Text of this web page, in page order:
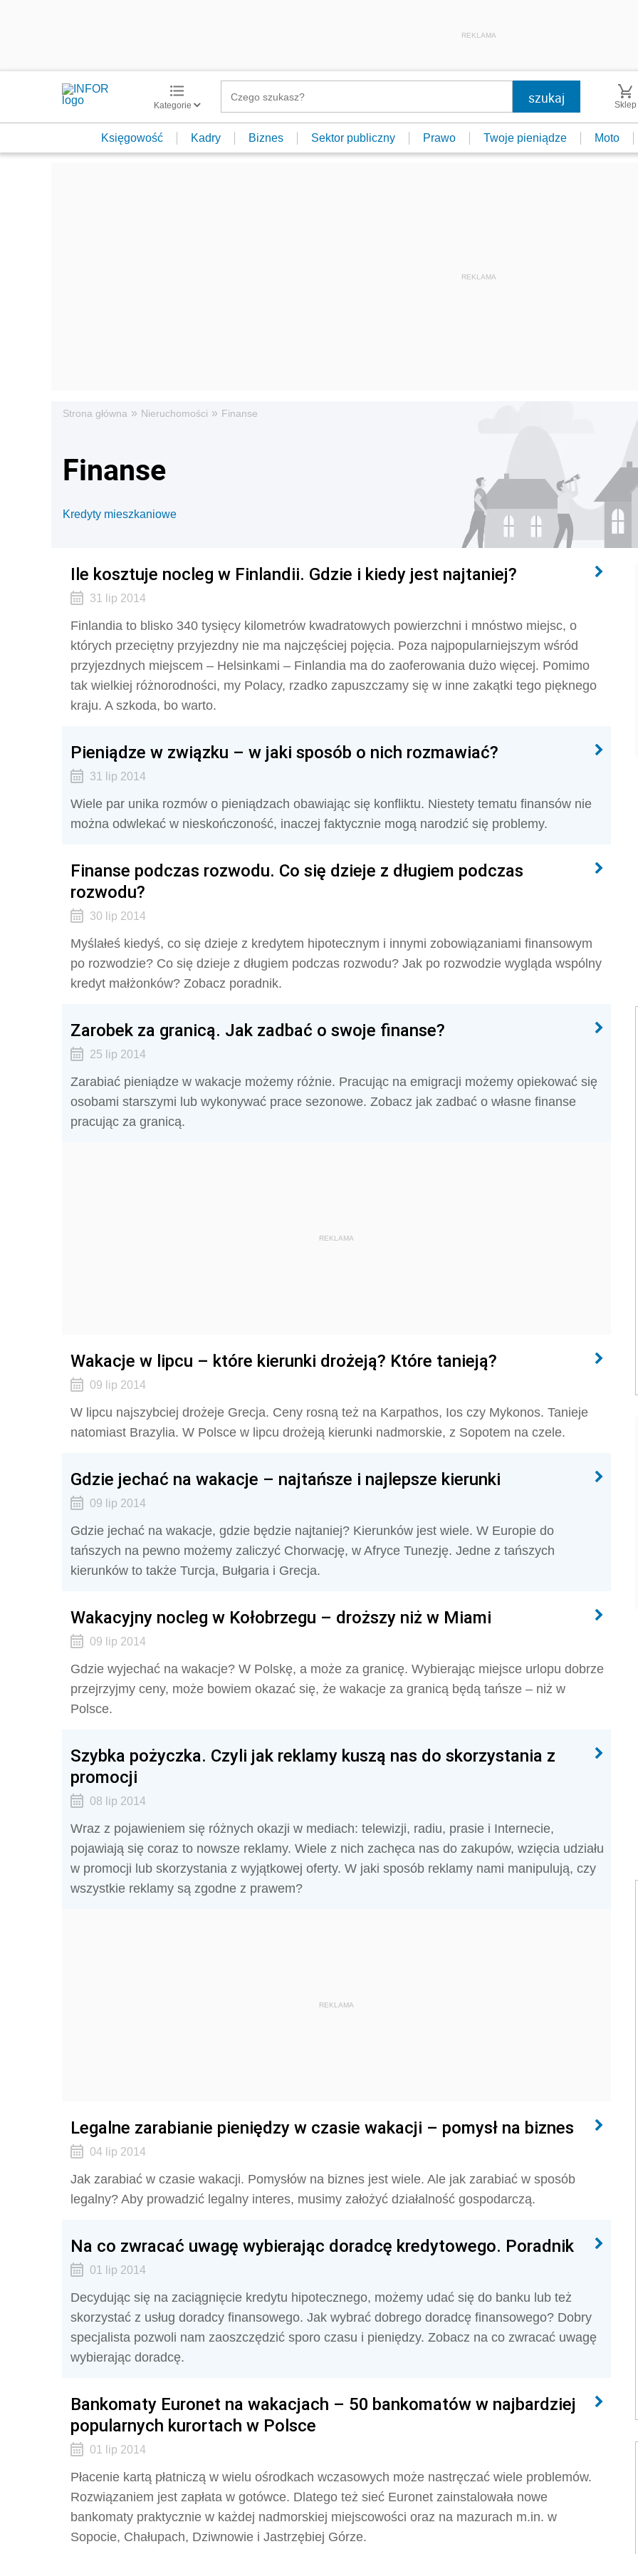
REKLAMA
Kategorie Sklep
Księgowość Kadry Biznes Sektor publiczny Prawo Twoje pieniądze Moto
Strona główna » Nieruchomości » Finanse
Finanse
Kredyty mieszkaniowe
Ile kosztuje nocleg w Finlandii. Gdzie i kiedy jest najtaniej?
31 lip 2014
Finlandia to blisko 340 tysięcy kilometrów kwadratowych powierzchni i mnóstwo miejsc, o
których przeciętny przyjezdny nie ma najczęściej pojęcia. Poza najpopularniejszym wśród
przyjezdnych miejscem – Helsinkami – Finlandia ma do zaoferowania dużo więcej. Pomimo
tak wielkiej różnorodności, my Polacy, rzadko zapuszczamy się w inne zakątki tego pięknego
kraju. A szkoda, bo warto.
Pieniądze w związku – w jaki sposób o nich rozmawiać?
31 lip 2014
Wiele par unika rozmów o pieniądzach obawiając się konfliktu. Niestety tematu finansów nie
można odwlekać w nieskończoność, inaczej faktycznie mogą narodzić się problemy.
Finanse podczas rozwodu. Co się dzieje z długiem podczas
rozwodu?
30 lip 2014
Myślałeś kiedyś, co się dzieje z kredytem hipotecznym i innymi zobowiązaniami finansowym
po rozwodzie? Co się dzieje z długiem podczas rozwodu? Jak po rozwodzie wygląda wspólny
kredyt małżonków? Zobacz poradnik.
Zarobek za granicą. Jak zadbać o swoje finanse?
25 lip 2014
Zarabiać pieniądze w wakacje możemy różnie. Pracując na emigracji możemy opiekować się
osobami starszymi lub wykonywać prace sezonowe. Zobacz jak zadbać o własne finanse
pracując za granicą.
REKLAMA
Wakacje w lipcu – które kierunki drożeją? Które tanieją?
09 lip 2014
W lipcu najszybciej drożeje Grecja. Ceny rosną też na Karpathos, Ios czy Mykonos. Tanieje
natomiast Brazylia. W Polsce w lipcu drożeją kierunki nadmorskie, z Sopotem na czele.
Gdzie jechać na wakacje – najtańsze i najlepsze kierunki
09 lip 2014
Gdzie jechać na wakacje, gdzie będzie najtaniej? Kierunków jest wiele. W Europie do
tańszych na pewno możemy zaliczyć Chorwację, w Afryce Tunezję. Jedne z tańszych
kierunków to także Turcja, Bułgaria i Grecja.
Wakacyjny nocleg w Kołobrzegu – droższy niż w Miami
09 lip 2014
Gdzie wyjechać na wakacje? W Polskę, a może za granicę. Wybierając miejsce urlopu dobrze
przejrzyjmy ceny, może bowiem okazać się, że wakacje za granicą będą tańsze – niż w
Polsce.
Szybka pożyczka. Czyli jak reklamy kuszą nas do skorzystania z
promocji
08 lip 2014
Wraz z pojawieniem się różnych okazji w mediach: telewizji, radiu, prasie i Internecie,
pojawiają się coraz to nowsze reklamy. Wiele z nich zachęca nas do zakupów, wzięcia udziału
w promocji lub skorzystania z wyjątkowej oferty. W jaki sposób reklamy nami manipulują, czy
wszystkie reklamy są zgodne z prawem?
REKLAMA
Legalne zarabianie pieniędzy w czasie wakacji – pomysł na biznes
04 lip 2014
Jak zarabiać w czasie wakacji. Pomysłów na biznes jest wiele. Ale jak zarabiać w sposób
legalny? Aby prowadzić legalny interes, musimy założyć działalność gospodarczą.
Na co zwracać uwagę wybierając doradcę kredytowego. Poradnik
01 lip 2014
Decydując się na zaciągnięcie kredytu hipotecznego, możemy udać się do banku lub też
skorzystać z usług doradcy finansowego. Jak wybrać dobrego doradcę finansowego? Dobry
specjalista pozwoli nam zaoszczędzić sporo czasu i pieniędzy. Zobacz na co zwracać uwagę
wybierając doradcę.
Bankomaty Euronet na wakacjach – 50 bankomatów w najbardziej
popularnych kurortach w Polsce
01 lip 2014
Płacenie kartą płatniczą w wielu ośrodkach wczasowych może nastręczać wiele problemów.
Rozwiązaniem jest zapłata w gotówce. Dlatego też sieć Euronet zainstalowała nowe
bankomaty praktycznie w każdej nadmorskiej miejscowości oraz na mazurach m.in. w
Sopocie, Chałupach, Dziwnowie i Jastrzębiej Górze.